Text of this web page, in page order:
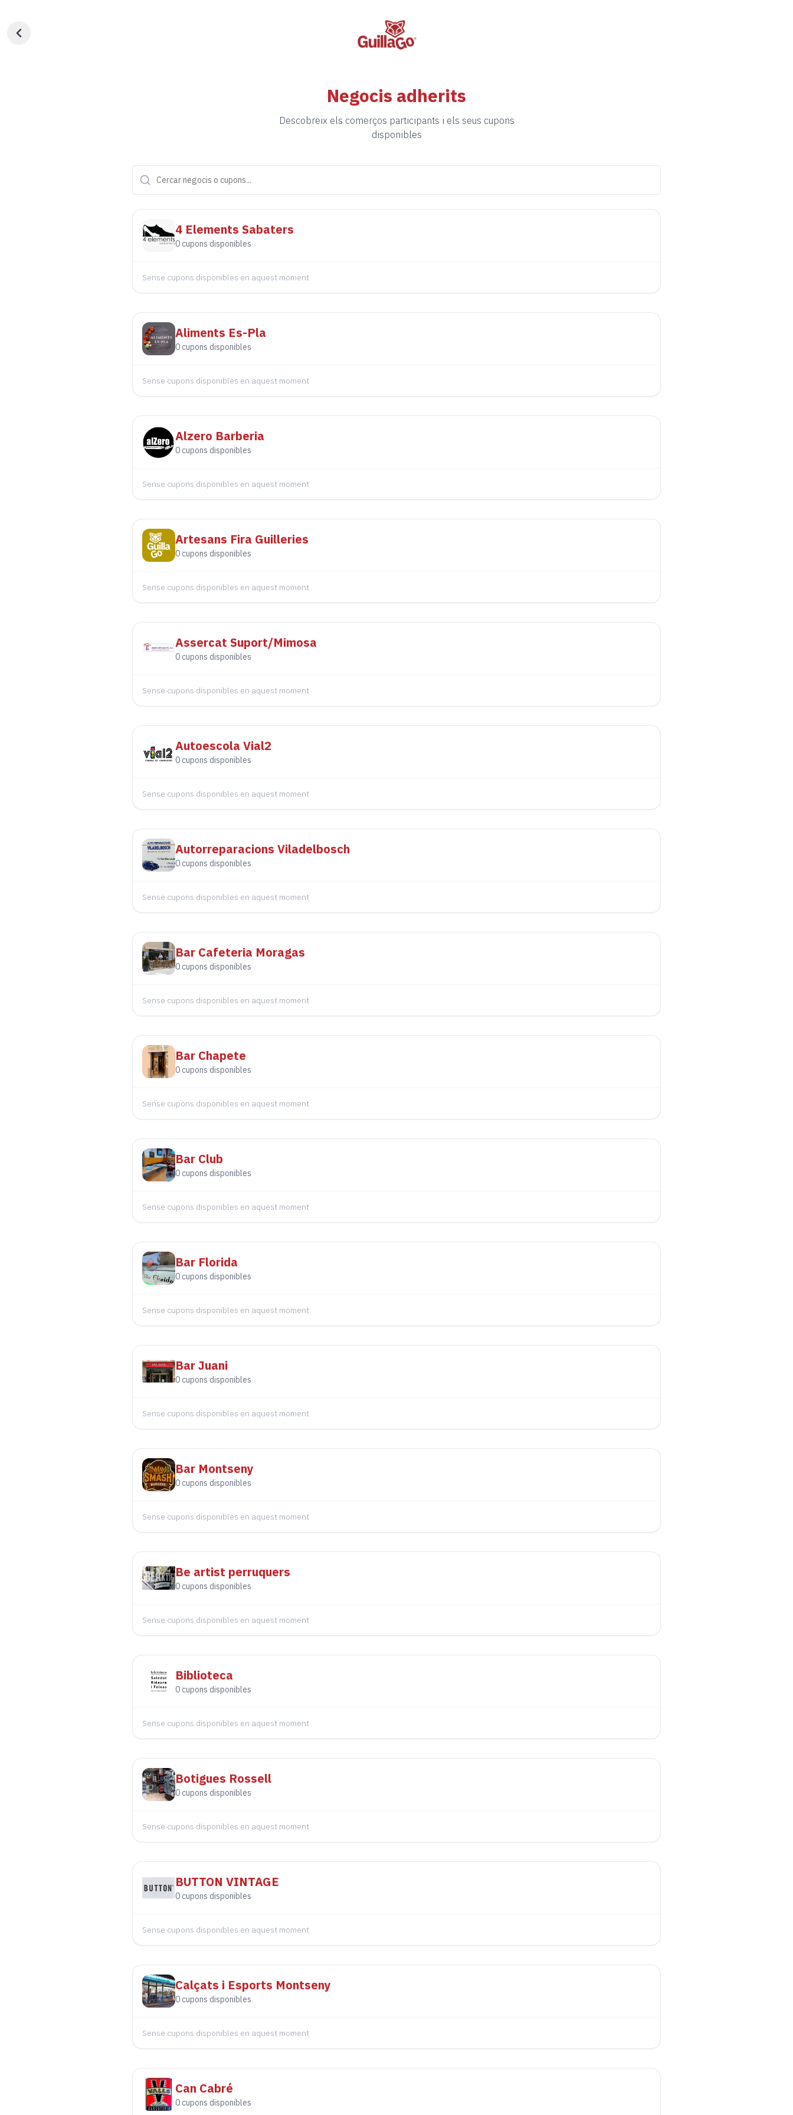
Negocis adherits
Descobreix els comerços participants i els seus cupons
disponibles
4 Elements Sabaters
0 cupons disponibles
Sense cupons disponibles en aquest moment
Aliments Es-Pla
0 cupons disponibles
Sense cupons disponibles en aquest moment
Alzero Barberia
0 cupons disponibles
Sense cupons disponibles en aquest moment
Artesans Fira Guilleries
0 cupons disponibles
Sense cupons disponibles en aquest moment
Assercat Suport/Mimosa
0 cupons disponibles
Sense cupons disponibles en aquest moment
Autoescola Vial2
0 cupons disponibles
Sense cupons disponibles en aquest moment
Autorreparacions Viladelbosch
0 cupons disponibles
Sense cupons disponibles en aquest moment
Bar Cafeteria Moragas
0 cupons disponibles
Sense cupons disponibles en aquest moment
Bar Chapete
0 cupons disponibles
Sense cupons disponibles en aquest moment
Bar Club
0 cupons disponibles
Sense cupons disponibles en aquest moment
Bar Florida
0 cupons disponibles
Sense cupons disponibles en aquest moment
Bar Juani
0 cupons disponibles
Sense cupons disponibles en aquest moment
Bar Montseny
0 cupons disponibles
Sense cupons disponibles en aquest moment
Be artist perruquers
0 cupons disponibles
Sense cupons disponibles en aquest moment
Biblioteca
0 cupons disponibles
Sense cupons disponibles en aquest moment
Botigues Rossell
0 cupons disponibles
Sense cupons disponibles en aquest moment
BUTTON VINTAGE
0 cupons disponibles
Sense cupons disponibles en aquest moment
Calçats i Esports Montseny
0 cupons disponibles
Sense cupons disponibles en aquest moment
Can Cabré
0 cupons disponibles